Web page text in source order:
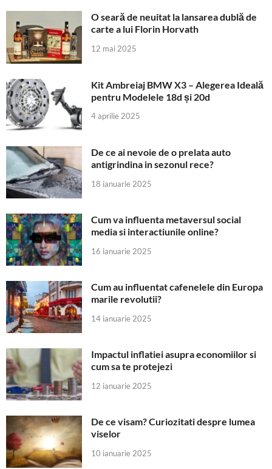
O seară de neuitat la lansarea dublă de
carte a lui Florin Horvath
12 mai 2025
Kit Ambreiaj BMW X3 – Alegerea Ideală
pentru Modelele 18d și 20d
4 aprilie 2025
De ce ai nevoie de o prelata auto
antigrindina in sezonul rece?
18 ianuarie 2025
Cum va influenta metaversul social
media si interactiunile online?
16 ianuarie 2025
Cum au influentat cafenelele din Europa
marile revolutii?
14 ianuarie 2025
Impactul inflatiei asupra economiilor si
cum sa te protejezi
12 ianuarie 2025
De ce visam? Curiozitati despre lumea
viselor
10 ianuarie 2025